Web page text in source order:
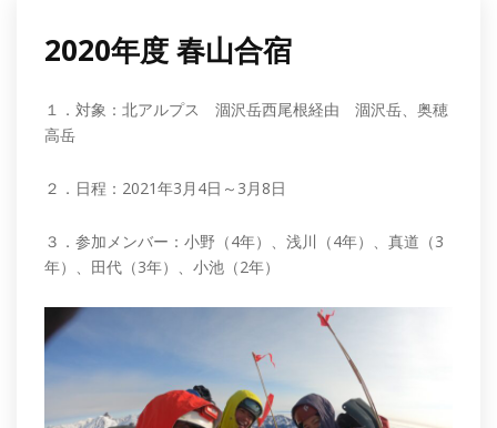
2020年度 春山合宿
１．対象：北アルプス 涸沢岳西尾根経由 涸沢岳、奥穂
高岳
２．日程：2021年3月4日～3月8日
３．参加メンバー：小野（4年）、浅川（4年）、真道（3
年）、田代（3年）、小池（2年）